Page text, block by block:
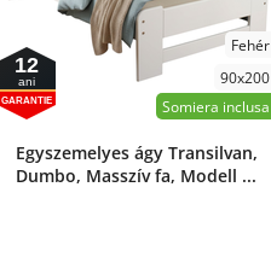
Fehér
90x200
Somiera inclusa
12
ani
GARANTIE
Egyszemelyes ágy Transilvan,
Dumbo, Masszív fa, Modell ...